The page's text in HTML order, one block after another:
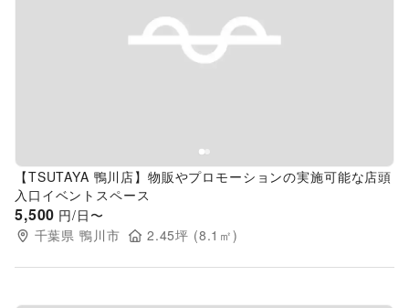
Previous slide
【TSUTAYA 鴨川店】物販やプロモーションの実施可能な店頭
入口イベントスペース
5,500 円/日〜
千葉県 鴨川市 2.45坪 (8.1 ㎡)